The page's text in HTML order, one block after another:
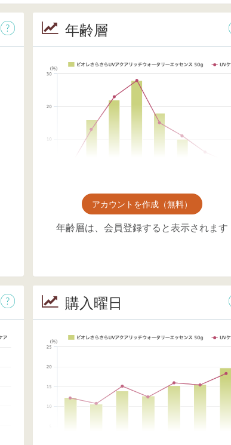
年齢層
アカウントを作成（無料）
年齢層は、会員登録すると表示されます
購入曜日